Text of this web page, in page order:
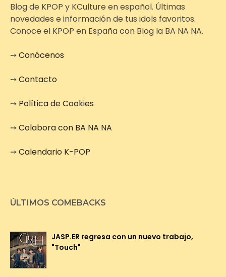
Blog de KPOP y KCulture en español. Últimas
novedades e información de tus idols favoritos.
Conoce el KPOP en España con Blog la BA NA NA.
➙Conócenos
➙Contacto
➙ Política de Cookies
➙Colabora con BA NA NA
➙Calendario K-POP
ÚLTIMOS COMEBACKS
JASP.ER regresa con un nuevo trabajo,
"Touch"